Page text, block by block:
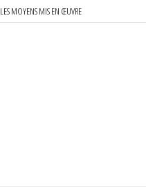
LES MOYENS MIS EN ŒUVRE